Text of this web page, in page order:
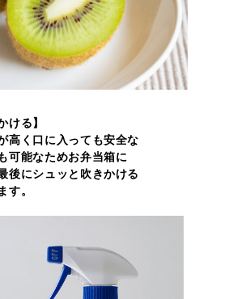
ける】
高く口に入っても安全な
可能なためお弁当箱に
後にシュッと吹きかける
す。